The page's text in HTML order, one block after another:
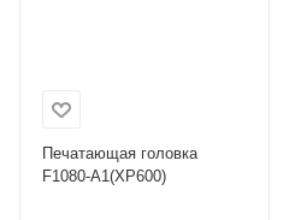
Печатающая головка
F1080-A1(XP600)